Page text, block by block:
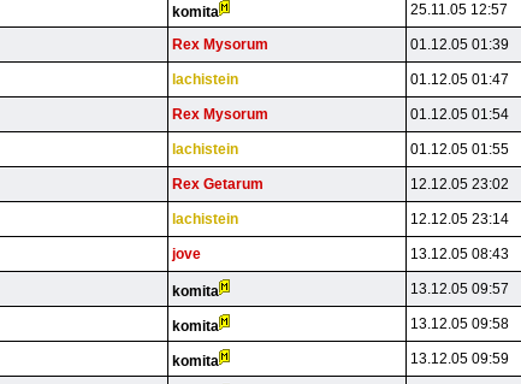
komita 25.11.05 12:57
Rex Mysorum 01.12.05 01:39
lachistein 01.12.05 01:47
Rex Mysorum 01.12.05 01:54
lachistein 01.12.05 01:55
Rex Getarum 12.12.05 23:02
lachistein 12.12.05 23:14
jove 13.12.05 08:43
komita 13.12.05 09:57
komita 13.12.05 09:58
komita 13.12.05 09:59